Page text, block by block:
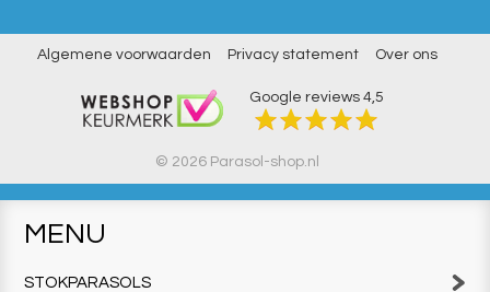
Algemene voorwaarden Privacy statement Over ons
Google reviews 4,5
© 2026 Parasol-shop.nl
MENU
STOKPARASOLS